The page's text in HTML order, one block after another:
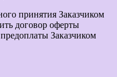
принятия Заказчиком
договор оферты
Заказчиком